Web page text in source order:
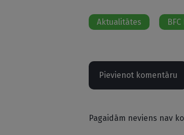
Aktualitātes
Pievienot komentāru
Pagaidām neviens nav